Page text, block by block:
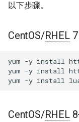
accept-language
access-control
ajp
安装(Install)
对比
注意事项(Note)
默认值(Default
Linux 上安装
Plesk 控制面板的
块 - RPM 包
cPanel EA4 NGINX
ea-nginx 变成性能
NGINX HTTP/3
以下步骤。
CentOS/RHEL7
yum -y install
yum -y install
yum -y install
CentOS/RHEL